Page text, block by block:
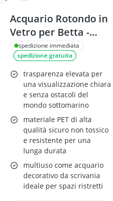
Acquario Rotondo in
Vetro per Betta -
Ciotola Decorativa
spedizione immediata
spedizione gratuita
trasparenza elevata per
una visualizzazione chiara
e senza ostacoli del
mondo sottomarino
materiale PET di alta
qualità sicuro non tossico
e resistente per una
lunga durata
multiuso come acquario
decorativo da scrivania
ideale per spazi ristretti